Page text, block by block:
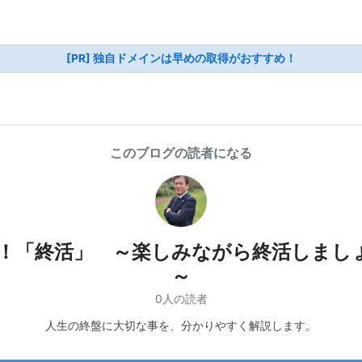
[PR] 独自ドメインは早めの取得がおすすめ！
このブログの読者になる
「終活」 ～楽しみながら終活しまし
～
0人の読者
人生の終盤に大切な事を、分かりやすく解説します。